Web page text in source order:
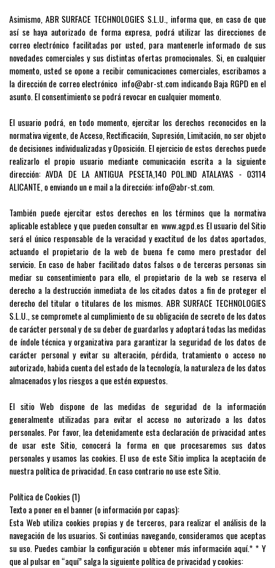
Asimismo, ABR SURFACE TECHNOLOGIES S.L.U., informa que, en caso de que
así se haya autorizado de forma expresa, podrá utilizar las direcciones de
correo electrónico facilitadas por usted, para mantenerle informado de sus
novedades comerciales y sus distintas ofertas promocionales. Si, en cualquier
momento, usted se opone a recibir comunicaciones comerciales, escribamos a
la dirección de correo electrónico info@abr-st.com indicando Baja RGPD en el
asunto. El consentimiento se podrá revocar en cualquier momento.
El usuario podrá, en todo momento, ejercitar los derechos reconocidos en la
normativa vigente, de Acceso, Rectificación, Supresión, Limitación, no ser objeto
de decisiones individualizadas y Oposición. El ejercicio de estos derechos puede
realizarlo el propio usuario mediante comunicación escrita a la siguiente
dirección: AVDA DE LA ANTIGUA PESETA,140 POL.IND ATALAYAS - 03114
ALICANTE, o enviando un e mail a la dirección:info@abr-st.com
También puede ejercitar estos derechos en los términos que la normativa
aplicable establece y que pueden consultar en www.agpd.es El usuario del Sitio
será el único responsable de la veracidad y exactitud de los datos aportados,
actuando el propietario de la web de buena fe como mero prestador del
servicio. En caso de haber facilitado datos falsos o de terceras personas sin
mediar su consentimiento para ello, el propietario de la web se reserva el
derecho a la destrucción inmediata de los citados datos a fin de proteger el
derecho del titular o titulares de los mismos. ABR SURFACE TECHNOLOGIES
S.L.U., se compromete al cumplimiento de su obligación de secreto de los datos
de carácter personal y de su deber de guardarlos y adoptará todas las medidas
de índole técnica y organizativa para garantizar la seguridad de los datos de
carácter personal y evitar su alteración, pérdida, tratamiento o acceso no
autorizado, habida cuenta del estado de la tecnología, la naturaleza de los datos
almacenados y los riesgos a que estén expuestos.
El sitio Web dispone de las medidas de seguridad de la información
generalmente utilizadas para evitar el acceso no autorizado a los datos
personales. Por favor, lea detenidamente esta declaración de privacidad antes
de usar este Sitio, conocerá la forma en que procesaremos sus datos
personales y usamos las cookies. El uso de este Sitio implica la aceptación de
nuestra política de privacidad. En caso contrario no use este Sitio.
Política de Cookies (1)
Texto a poner en el banner (o información por capas):
Esta Web utiliza cookies propias y de terceros, para realizar el análisis de la
navegación de los usuarios. Si continúas navegando, consideramos que aceptas
su uso. Puedes cambiar la configuración u obtener más información aquí.* * Y
que al pulsar en “aquí” salga la siguiente política de privacidad y cookies: